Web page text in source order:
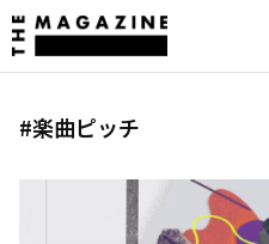
#楽曲ピッチ